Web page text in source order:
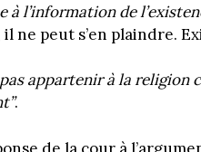
à l’information de
il ne peut s’en plaindre.
appartenir à la religion
.